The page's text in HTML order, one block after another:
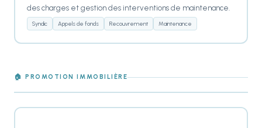
des charges et gestion des interventions de maintenance.
Syndic Appels de fonds Recouvrement Maintenance
🏠 PROMOTION IMMOBILIÈRE